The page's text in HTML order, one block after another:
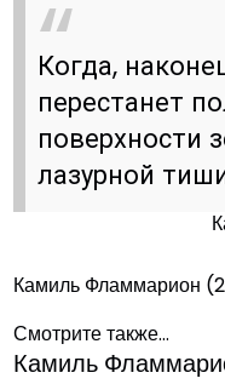
Когда,
перестанет
поверхности
лазурной
Камиль Фламмарион
Смотрите также...
Камиль